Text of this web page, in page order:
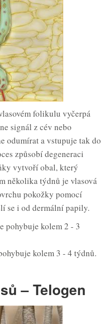
folikulu vyčerpá
signál z cév nebo
odumírat a vstupuje tak do
způsobí degeneraci
vytvoří obal, který
několika týdnů je vlasová
pokožky pomocí
se i od dermální papily.
pohybuje kolem 2 - 3
kolem 3 - 4 týdnů.
– Telogen